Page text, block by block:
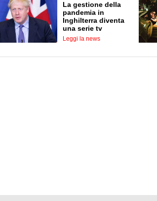
La gestione della
pandemia in
Inghilterra diventa
una serie tv
Leggi la news